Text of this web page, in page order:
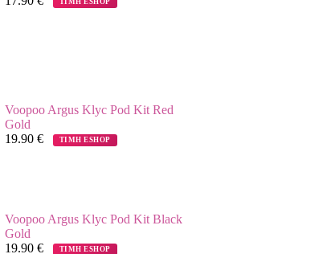
Voopoo Argus Klyc Pod Kit Red
Gold
19.90 € ΤΙΜΗ ESHOP
Voopoo Argus Klyc Pod Kit Black
Gold
19.90 € ΤΙΜΗ ESHOP